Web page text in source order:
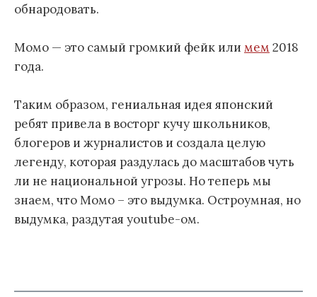
обнародовать.
Момо — это самый громкий фейк или мем 2018
года.
Таким образом, гениальная идея японский
ребят привела в восторг кучу школьников,
блогеров и журналистов и создала целую
легенду, которая раздулась до масштабов чуть
ли не национальной угрозы. Но теперь мы
знаем, что Момо – это выдумка. Остроумная, но
выдумка, раздутая youtube-ом.